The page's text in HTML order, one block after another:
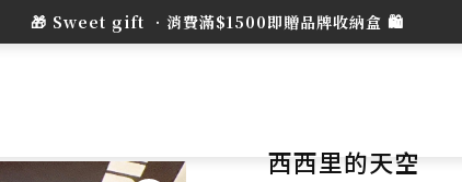
西西里的天空